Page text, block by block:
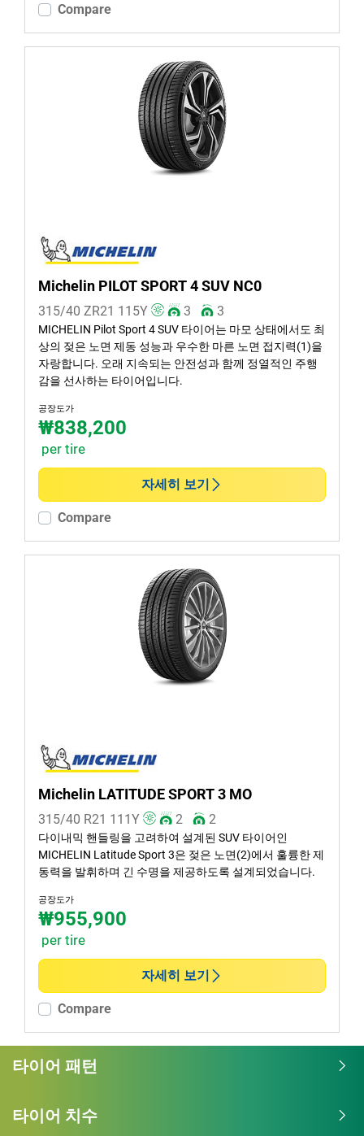
Compare
Michelin PILOT SPORT 4 SUV NC0
315/40 ZR21 115Y 3 3
MICHELIN Pilot Sport 4 SUV 타이어는 마모 상태에서도 최
상의 젖은 노면 제동 성능과 우수한 마른 노면 접지력(1)을
자랑합니다. 오래 지속되는 안전성과 함께 정열적인 주행
감을 선사하는 타이어입니다.
공장도가
₩838,200
per tire
자세히 보기
Compare
Michelin LATITUDE SPORT 3 MO
315/40 R21 111Y 2 2
다이내믹 핸들링을 고려하여 설계된 SUV 타이어인
MICHELIN Latitude Sport 3은 젖은 노면(2)에서 훌륭한 제
동력을 발휘하며 긴 수명을 제공하도록 설계되었습니다.
공장도가
₩955,900
per tire
자세히 보기
Compare
타이어 패턴
타이어 치수